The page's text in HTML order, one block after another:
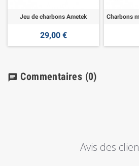
Jeu de charbons Ametek
29,00 €
chat Commentaires (0)
Avis des